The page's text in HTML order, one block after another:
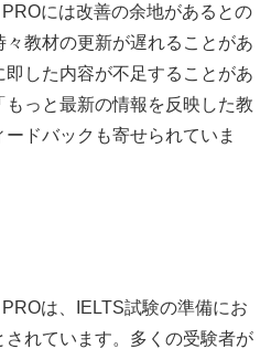
には改善の余地があるとの
教材の更新が遅れることがあ
した内容が不足することがあ
もっと最新の情報を反映した教
ドバックも寄せられていま
は、IELTS試験の準備にお
れています。多くの受験者が